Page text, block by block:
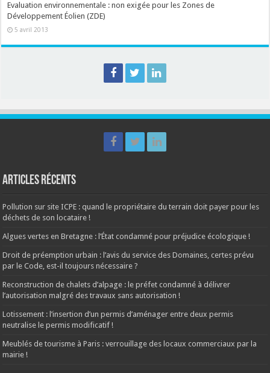
Evaluation environnementale : non exigée pour les Zones de
Développement Éolien (ZDE)
5 avril 2013
Articles récents
Pollution sur site ICPE : quand le propriétaire du terrain doit payer pour les
déchets de son locataire !
Algues vertes en Bretagne : l’État condamné pour préjudice écologique !
Droit de préemption urbain : l’avis du service des Domaines, certes prévu
par le Code, est-il toujours nécessaire ?
Reconstruction de chalets d’alpage : le préfet condamné à délivrer
l’autorisation malgré des travaux sans autorisation !
Lotissement : l’insertion d’un permis d’aménager entre deux permis
neutralise le permis modificatif !
Meublés de tourisme à Paris : verrouillage des locaux commerciaux par la
mairie !